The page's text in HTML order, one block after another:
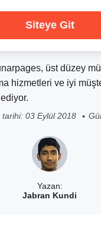
Yazan:
Jabran Kundi
üst düzey
hizmetleri ve iyi
tarihi: 03 Eylül 2018
Siteye Git